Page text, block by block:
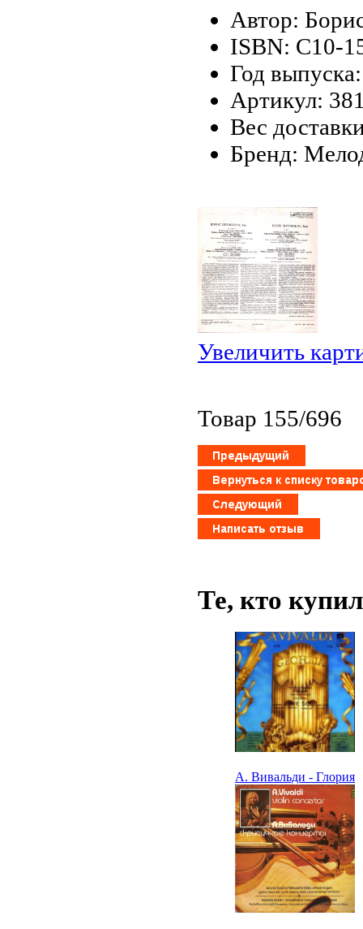
Автор:
ISBN: С10-
Год
Артикул:
Вес
Бренд:
Увеличить
Товар 155/696
Те, кто
А. Вивальди - Глория